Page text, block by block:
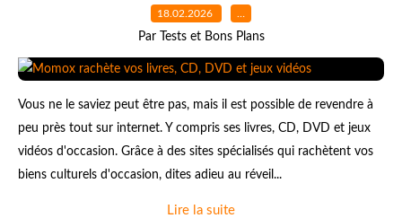
18.02.2026 …
Par Tests et Bons Plans
Vous ne le saviez peut être pas, mais il est possible de revendre à
peu près tout sur internet. Y compris ses livres, CD, DVD et jeux
vidéos d'occasion. Grâce à des sites spécialisés qui rachètent vos
biens culturels d'occasion, dites adieu au réveil...
Lire la suite